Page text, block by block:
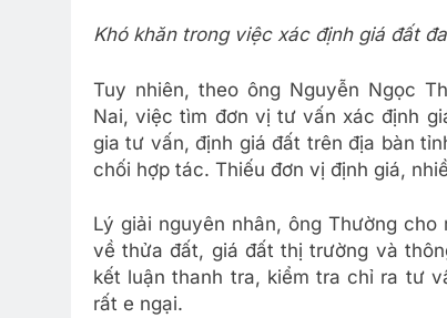
Khó khăn trong việc xác định giá đất
Tuy nhiên, theo ông Nguyễn Ngọc
Nai, việc tìm đơn vị tư vấn xác định
gia tư vấn, định giá đất trên địa bàn
chối hợp tác. Thiếu đơn vị định giá,
Lý giải nguyên nhân, ông Thường
về thửa đất, giá đất thị trường và
kết luận thanh tra, kiểm tra chỉ ra tư
rất e ngại.